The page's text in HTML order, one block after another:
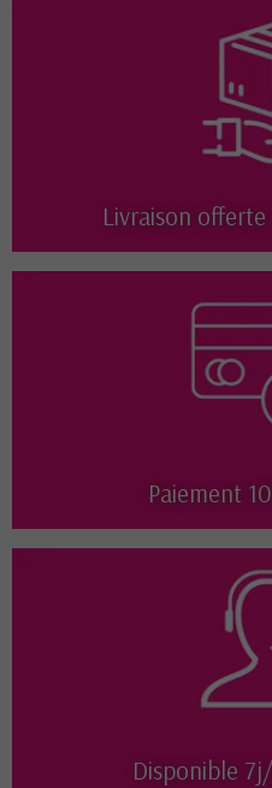
Livraison
Paiement
Disponible